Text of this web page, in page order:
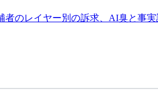
のレイヤー別の訴求、AI臭と事